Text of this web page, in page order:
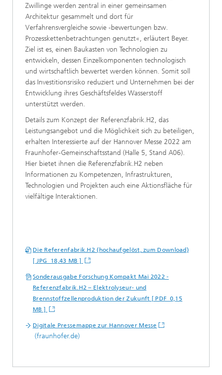
Zwillinge werden zentral in einer gemeinsamen
Architektur gesammelt und dort für
Verfahrensvergleiche sowie -bewertungen bzw.
Prozesskettenbetrachtungen genutzt«, erläutert Beyer.
Ziel ist es, einen Baukasten von Technologien zu
entwickeln, dessen Einzelkomponenten technologisch
und wirtschaftlich bewertet werden können. Somit soll
das Investitionsrisiko reduziert und Unternehmen bei der
Entwicklung ihres Geschäftsfeldes Wasserstoff
unterstützt werden.
Details zum Konzept der Referenzfabrik.H2, das
Leistungsangebot und die Möglichkeit sich zu beteiligen,
erhalten Interessierte auf der Hannover Messe 2022 am
Fraunhofer-Gemeinschaftsstand (Halle 5, Stand A06).
Hier bietet ihnen die Referenzfabrik.H2 neben
Informationen zu Kompetenzen, Infrastrukturen,
Technologien und Projekten auch eine Aktionsfläche für
vielfältige Interaktionen.
Die Referenfabrik.H2 (hochaufgelöst, zum Download)
[ JPG 18,43 MB ]
Sonderausgabe Forschung Kompakt Mai 2022 -
Referenzfabrik.H2 – Elektrolyseur- und
Brennstoffzellenproduktion der Zukunft [ PDF 0,15
MB ]
Digitale Pressemappe zur Hannover Messe
(fraunhofer.de)